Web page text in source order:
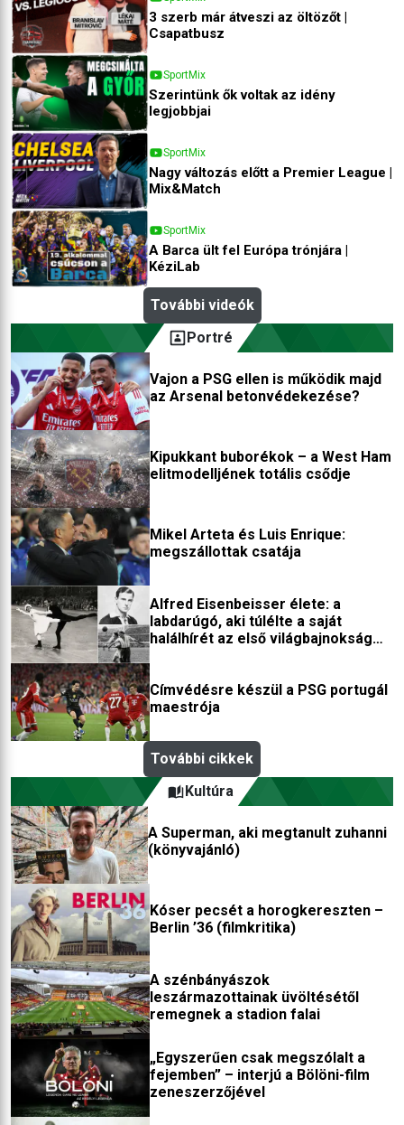
3 szerb már átveszi az öltözőt |
Csapatbusz
SportMix
Szerintünk ők voltak az idény
legjobbjai
SportMix
Nagy változás előtt a Premier League |
Mix&Match
SportMix
A Barca ült fel Európa trónjára |
KéziLab
További videók
Portré
Vajon a PSG ellen is működik majd
az Arsenal betonvédekezése?
Kipukkant buborékok – a West Ham
elitmodelljének totális csődje
Mikel Arteta és Luis Enrique:
megszállottak csatája
Alfred Eisenbeisser élete: a
labdarúgó, aki túlélte a saját
halálhírét az első világbajnokság
Címvédésre készül a PSG portugál
maestrója
További cikkek
Kultúra
A Superman, aki megtanult zuhanni
(könyvajánló)
Kóser pecsét a horogkereszten –
Berlin ’36 (filmkritika)
A szénbányászok
leszármazottainak üvöltésétől
remegnek a stadion falai
„Egyszerűen csak megszólalt a
fejemben” – interjú a Bölöni-film
zeneszerzőjével